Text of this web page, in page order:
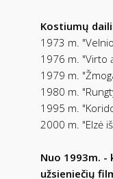
Kostiumų
1973 m.
1976 m. "Virto
1979 m.
1980 m.
1995 m.
2000 m. "Elzė
Nuo 1993m.
užsieniečių